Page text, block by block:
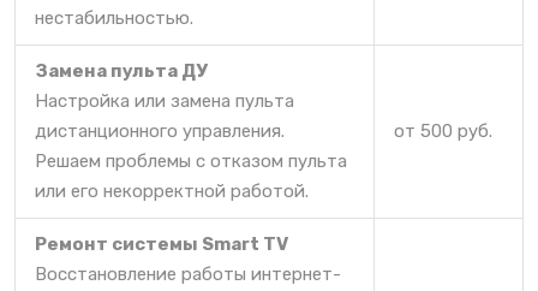
нестабильностью.
Замена пульта ДУ
Настройка или замена пульта
дистанционного управления.
Решаем проблемы с отказом пульта
или его некорректной работой.
от 500 руб.
Ремонт системы Smart TV
Восстановление работы интернет-